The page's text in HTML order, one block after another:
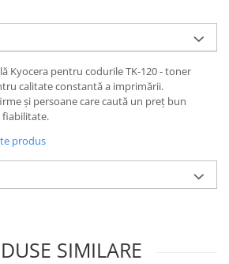
Kyocera pentru codurile TK-120 - toner
calitate constantă a imprimării.
și persoane care caută un preț bun
fiabilitate.
produs
SIMILARE